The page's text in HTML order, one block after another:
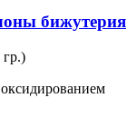
бижутерия